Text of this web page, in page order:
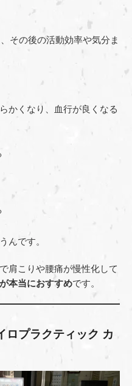
その後の活動効率や気分ま
かくなり、血行が良くなる
んです。
肩こりや腰痛が慢性化して
本当におすすめです。
ロプラクティック カ